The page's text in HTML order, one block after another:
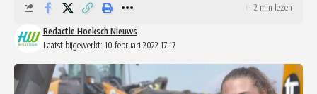
Laatst bijgewerkt: 10 februari 2022 17:17
Redactie Hoeksch Nieuws
2 min lezen